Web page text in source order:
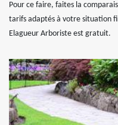
Pour ce faire, faites la
tarifs adaptés à votre situation
Elagueur Arboriste est gratuit.